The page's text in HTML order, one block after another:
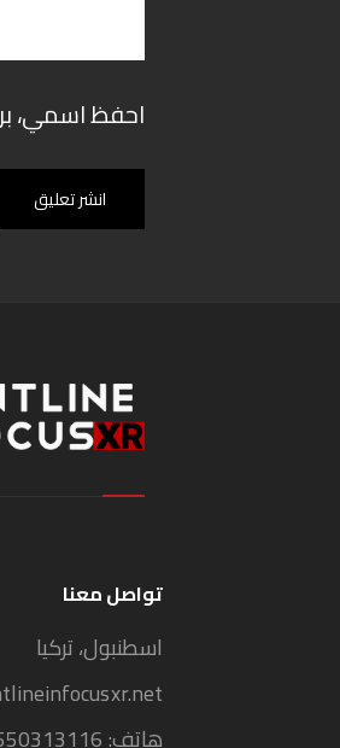
احفظ اسمي،
انشر تعليق
تواصل معنا
اسطنبول، تركيا
هاتف: